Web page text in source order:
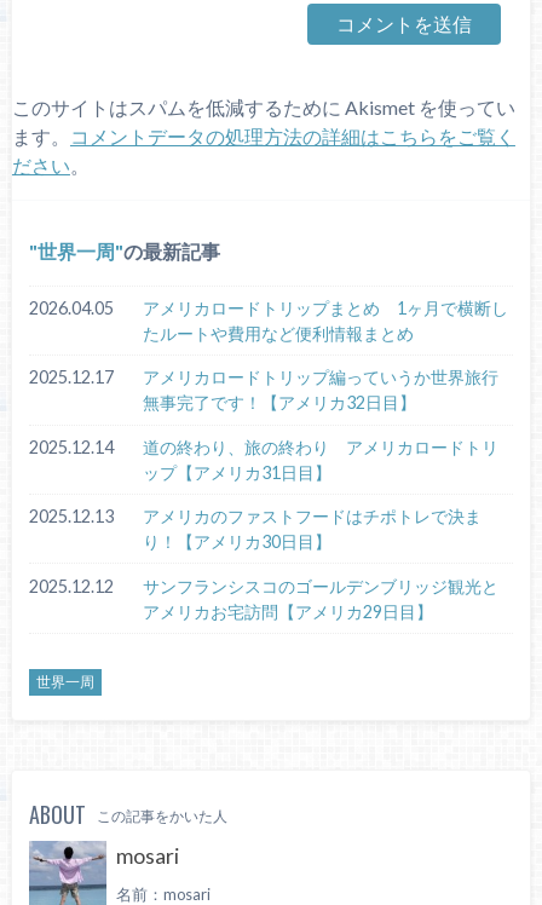
このサイトはスパムを低減するために Akismet を使ってい
ます。
コメントデータの処理方法の詳細はこちらをご覧く
ださい
世界一周 の最新記事
2026.04.05
アメリカロードトリップまとめ 1ヶ月で横断し
たルートや費用など便利情報まとめ
2025.12.17
アメリカロードトリップ編っていうか世界旅行
無事完了です！【アメリカ32日目】
2025.12.14
道の終わり、旅の終わり アメリカロードトリ
ップ【アメリカ31日目】
2025.12.13
アメリカのファストフードはチポトレで決ま
り！【アメリカ30日目】
2025.12.12
サンフランシスコのゴールデンブリッジ観光と
アメリカお宅訪問【アメリカ29日目】
世界一周
ABOUT この記事をかいた人
mosari
名前：mosari